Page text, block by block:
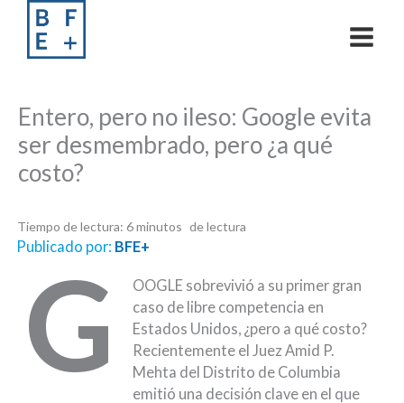
content
Entero, pero no ileso: Google evita
ser desmembrado, pero ¿a qué
costo?
Tiempo de lectura: 6minutos
Publicado por: BFE+
G
OOGLE sobrevivió a su primer gran
caso de libre competencia en
Estados Unidos, ¿pero a qué costo?
Recientemente el Juez Amid P.
Mehta del Distrito de Columbia
emitió una decisión clave en el que